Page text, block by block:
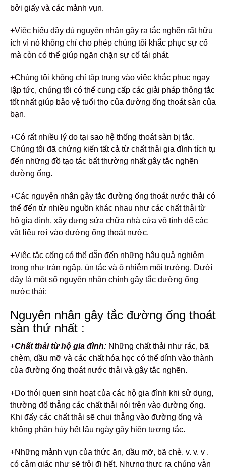
bởi giấy và các mảnh vụn.
+Việc hiểu đầy đủ nguyên nhân gây ra tắc nghẽn rất hữu
ích vì nó không chỉ cho phép chúng tôi khắc phục sự cố
mà còn có thể giúp ngăn chặn sự cố tái phát.
+Chúng tôi không chỉ tập trung vào việc khắc phục ngay
lập tức, chúng tôi có thể cung cấp các giải pháp thông tắc
tốt nhất giúp bảo vệ tuổi thọ của đường ống thoát sàn của
bạn.
+Có rất nhiều lý do tại sao hệ thống thoát sàn bị tắc.
Chúng tôi đã chứng kiến ​​tất cả từ chất thải gia đình tích tụ
đến những đồ tạo tác bất thường nhất gây tắc nghẽn
đường ống.
+Các nguyên nhân gây tắc đường ống thoát nước thải có
thể đến từ nhiều nguồn khác nhau như các chất thải từ
hộ gia đình, xây dựng sửa chữa nhà cửa vô tình để các
vật liệu rơi vào đường ống thoát nước.
+Việc tắc cống có thể dẫn đến những hậu quả nghiêm
trọng như tràn ngập, ùn tắc và ô nhiễm môi trường. Dưới
đây là một số nguyên nhân chính gây tắc đường ống
nước thải:
Nguyên nhân gây tắc đường ống thoát
sàn thứ nhất :
+Chất thải từ hộ gia đình: Những chất thải như rác, bã
chèm, dầu mỡ và các chất hóa học có thể dính vào thành
của đường ống thoát nước thải và gây tắc nghẽn.
+Do thói quen sinh hoạt của các hộ gia đình khi sử dụng,
thường đổ thẳng các chất thải nói trên vào đường ống.
Khi đấy các chất thải sẽ chui thẳng vào đường ống và
không phân hủy hết lâu ngày gây hiện tượng tắc.
+Những mảnh vụn của thức ăn, dầu mỡ, bã chè. v. v. v .
có cảm giác như sẽ trôi đi hết. Nhưng thực ra chúng vẫn